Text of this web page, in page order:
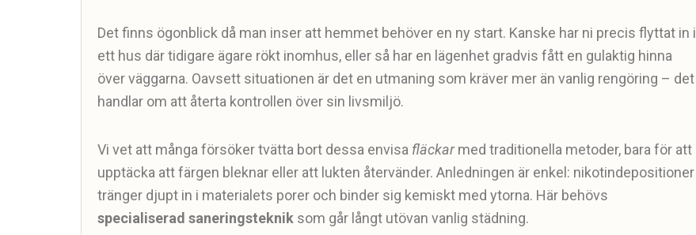
Det finns ögonblick då man inser att hemmet behöver en ny start. Kanske har ni precis flyttat in i
ett hus där tidigare ägare rökt inomhus, eller så har en lägenhet gradvis fått en gulaktig hinna
över väggarna. Oavsett situationen är det en utmaning som kräver mer än vanlig rengöring – det
handlar om att återta kontrollen över sin livsmiljö.
Vi vet att många försöker tvätta bort dessa envisa fläckarmed traditionella metoder, bara för att
upptäcka att färgen bleknar eller att lukten återvänder. Anledningen är enkel: nikotindepositioner
tränger djupt in i materialets porer och binder sig kemiskt med ytorna. Här behövs
specialiserad saneringsteknik som går långt utövan vanlig städning.